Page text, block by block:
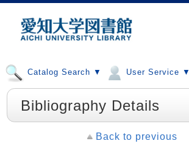
Catalog Search ▼ User Service ▼
Bibliography Details
Back to previous